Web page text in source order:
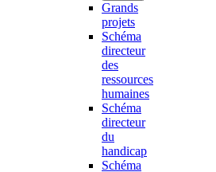
Grands
projets
Schéma
directeur
des
ressources
humaines
Schéma
directeur
du
handicap
Schéma